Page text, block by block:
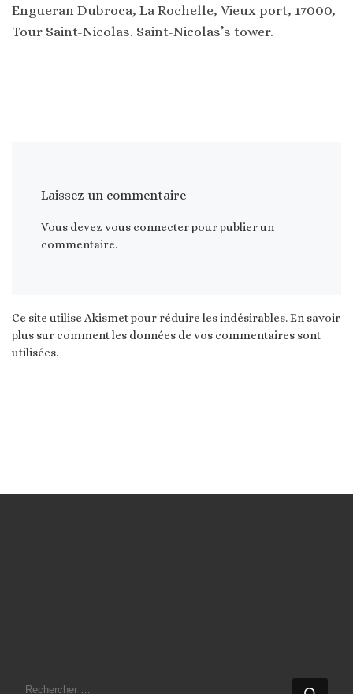
Engueran Dubroca, La Rochelle, Vieux port, 17000,
Tour Saint-Nicolas. Saint-Nicolas’s tower.
Laissez un commentaire
Vous devez vous connecterpour publier un
commentaire.
Ce site utilise Akismet pour réduire les indésirables.En savoir
plus sur comment les données de vos commentaires sont
utilisées.
RECHERCHER